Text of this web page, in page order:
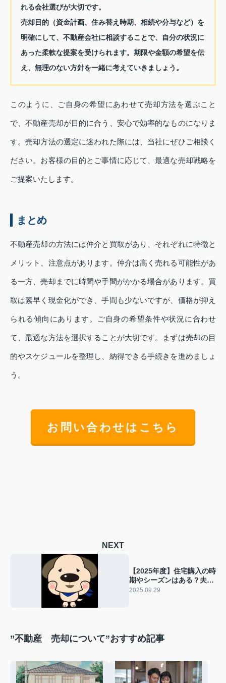
れる会社選びが大切です。
売却目的（資金計画、住み替え時期、相続や分与など）を
明確にして、不動産会社に相談することで、自分の状況に
あった柔軟な提案を受けられます。期限や金額の希望を伝
え、無理のない方針を一緒に考えていきましょう。
このように、ご自身の希望にあわせて売却方法を選ぶこと
で、不動産売却が目的に合う、安心で効率的なものになりま
す。売却方法の選定に迷われた際には、当社にぜひご相談く
ださい。お客様の目的とご事情に応じて、最適な売却戦略を
ご提案いたします。
まとめ
不動産売却の方法には仲介と買取があり、それぞれに特徴と
メリット、注意点があります。仲介は高く売れる可能性があ
る一方、売却までに時間や手間がかかる場合があります。買
取は素早く現金化ができ、手間も少ないですが、価格が抑え
られる傾向にあります。ご自身の希望条件や状況に合わせ
て、最適な方法を選択することが大切です。まずは売却の目
的やスケジュールを整理し、納得できる手続きを進めましょ
う。
お問い合わせはこちら
NEXT
【2025年度】住宅購入の時
期やシーズンはある？夫婦
で考える判断のコツを解説
2025.09.29
”不動産 売却について”おすすめ記事